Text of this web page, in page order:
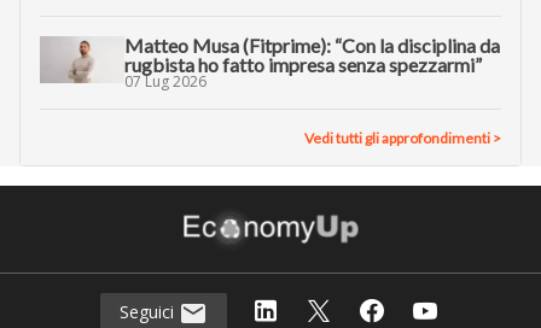
Matteo Musa (Fitprime): “Con la disciplina da
rugbista ho fatto impresa senza spezzarmi”
07 Lug 2026
Vedi tutti gli approfondimenti >
Seguici